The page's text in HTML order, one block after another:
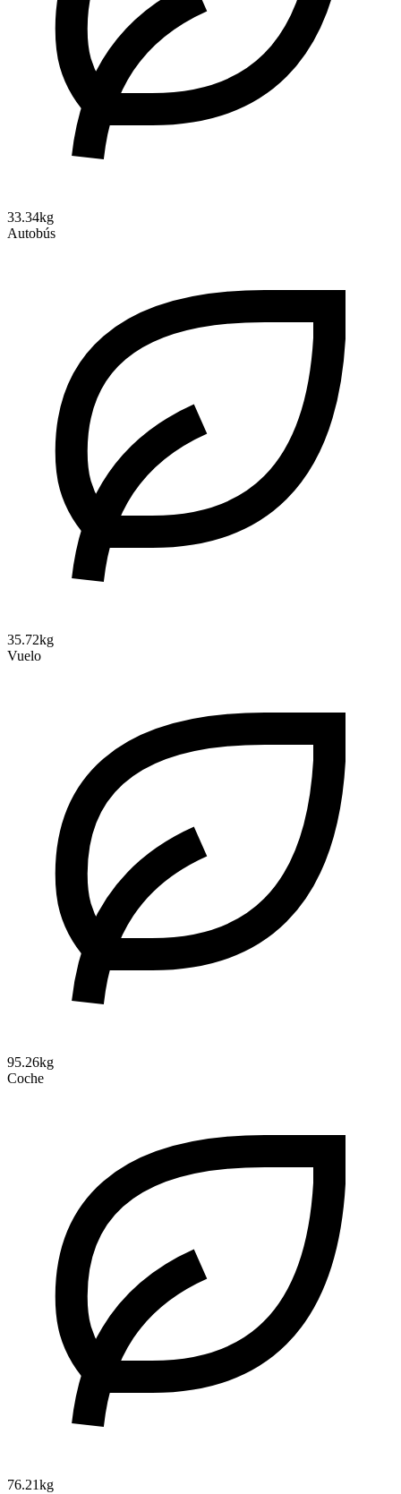
33.34kg
Autobús
35.72kg
Vuelo
95.26kg
Coche
76.21kg